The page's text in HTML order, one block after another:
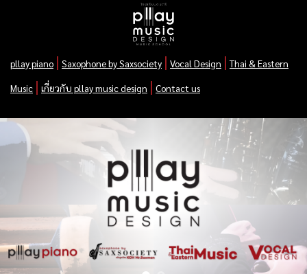
pllay piano | Saxophone by Saxsociety | Vocal Design | Thai & Eastern
Music | เกี่ยวกับ pllay music design | Contact us